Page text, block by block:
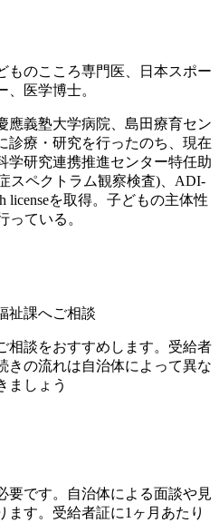
ものこころ専門医、日本スポー
医学博士。
應義塾大学病院、島田療育セン
診療・研究を行ったのち、現在
研究連携推進センター特任助
スペクトラム観察検査)、ADI-
licenseを取得。子どもの主体性
っている。
祉課へご相談
相談をおすすめします。受給者
きの流れは自治体によって異な
ましょう
要です。自治体による面談や見
ます。受給者証に1ヶ月あたり